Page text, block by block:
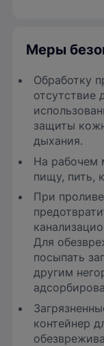
Меры
Обработку
отсутствие
защиты
дыхания.
На рабочем
пищу, пить,
При
Для
посыпать
другим
контейнер